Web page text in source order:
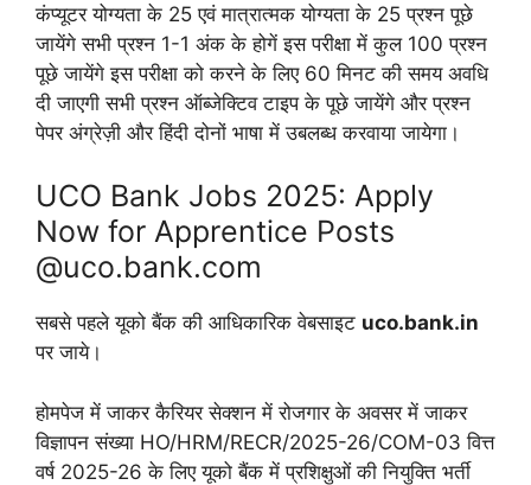
कंप्यूटर योग्यता के 25 एवं मात्रात्मक योग्यता के 25 प्रश्न पूछे
जायेंगे सभी प्रश्न 1-1 अंक के होगें इस परीक्षा में कुल 100 प्रश्न
पूछे जायेंगे इस परीक्षा को करने के लिए 60 मिनट की समय अवधि
दी जाएगी सभी प्रश्न ऑब्जेक्टिव टाइप के पूछे जायेंगे और प्रश्न
पेपर अंग्रेज़ी और हिंदी दोनों भाषा में उबलब्ध करवाया जायेगा।
UCO Bank Jobs 2025: Apply
Now for Apprentice Posts
@uco.bank.com
सबसे पहले यूको बैंक की आधिकारिक वेबसाइट uco.bank.in
पर जाये।
होमपेज में जाकर कैरियर सेक्शन में रोजगार के अवसर में जाकर
विज्ञापन संख्या HO/HRM/RECR/2025-26/COM-03 वित्त
वर्ष 2025-26 के लिए यूको बैंक में प्रशिक्षुओं की नियुक्ति भर्ती